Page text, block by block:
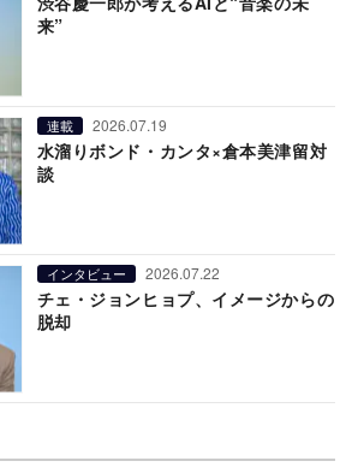
来”
連載 2026.07.19
水溜りボンド・カンタ×倉本美津留対
談
インタビュー 2026.07.22
チェ・ジョンヒョプ、イメージからの
脱却